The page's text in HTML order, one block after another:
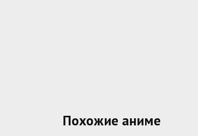
Похожие аниме